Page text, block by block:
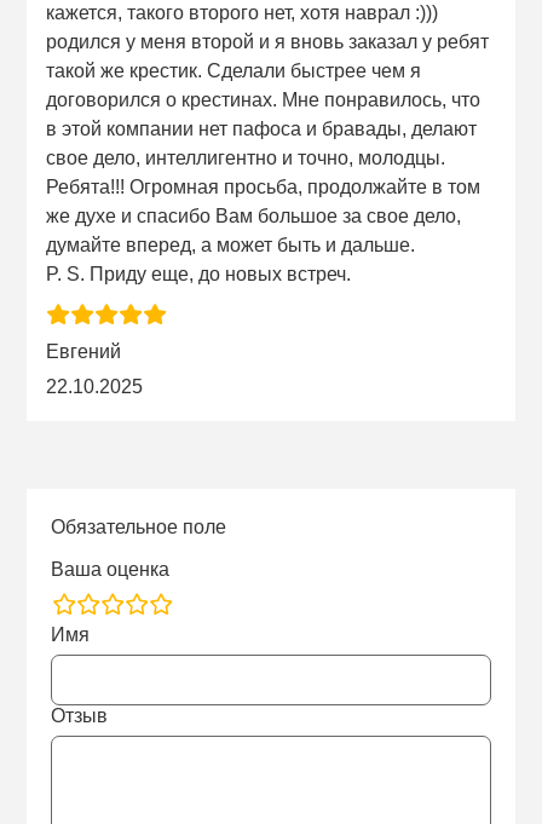
кажется, такого второго нет, хотя наврал :)))
родился у меня второй и я вновь заказал у ребят
такой же крестик. Сделали быстрее чем я
договорился о крестинах. Мне понравилось, что
в этой компании нет пафоса и бравады, делают
свое дело, интеллигентно и точно, молодцы.
Ребята!!! Огромная просьба, продолжайте в том
же духе и спасибо Вам большое за свое дело,
думайте вперед, а может быть и дальше.
P. S. Приду еще, до новых встреч.
Евгений
22.10.2025
Обязательное поле
Ваша оценка
rating
fields
Имя
Отзыв